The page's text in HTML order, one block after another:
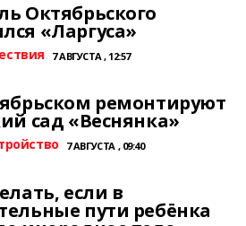
Октябрьского
«Ларгуса»
7 АВГУСТА , 12:57
ремонтируют
сад «Веснянка»
7 АВГУСТА , 09:40
если в
пути ребёнка